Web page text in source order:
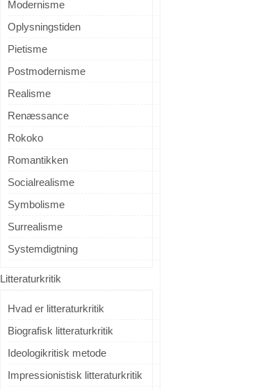
Modernisme
Oplysningstiden
Pietisme
Postmodernisme
Realisme
Renæssance
Rokoko
Romantikken
Socialrealisme
Symbolisme
Surrealisme
Systemdigtning
Litteraturkritik
Hvad er litteraturkritik
Biografisk litteraturkritik
Ideologikritisk metode
Impressionistisk litteraturkritik